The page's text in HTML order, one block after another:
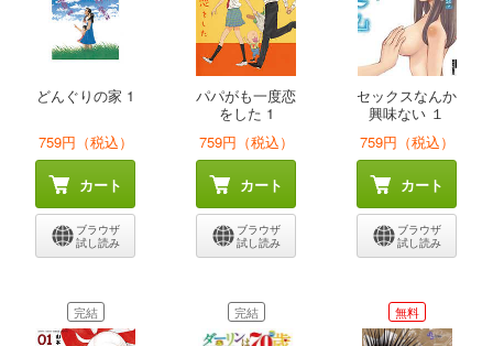
どんぐりの家 1
759円（税込）
カート
ブラウザ
試し読み
パパがも一度恋
をした 1
759円（税込）
カート
ブラウザ
試し読み
セックスなんか
興味ない １
759円（税込）
カート
ブラウザ
試し読み
完結 完結 無料